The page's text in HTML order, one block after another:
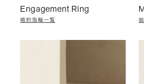
Engagement Ring
婚約指輪一覧